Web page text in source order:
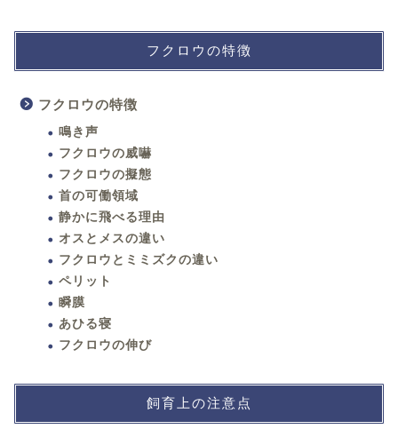
フクロウの特徴
フクロウの特徴
鳴き声
フクロウの威嚇
フクロウの擬態
首の可働領域
静かに飛べる理由
オスとメスの違い
フクロウとミミズクの違い
ペリット
瞬膜
あひる寝
フクロウの伸び
飼育上の注意点